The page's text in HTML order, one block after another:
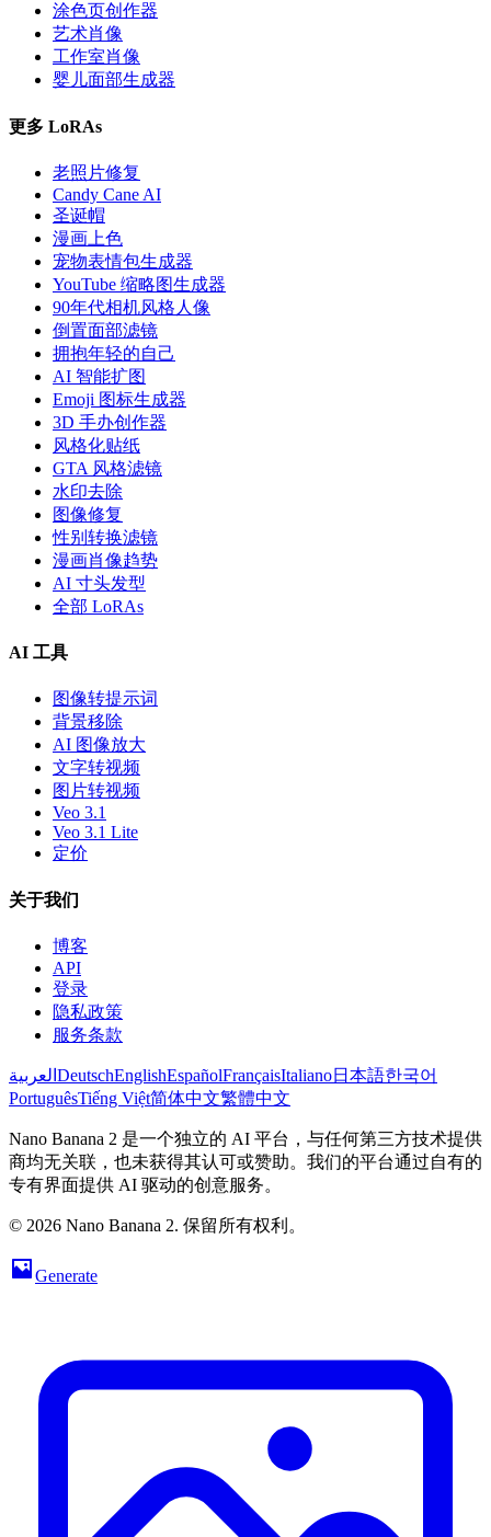
涂色页创作器
艺术肖像
工作室肖像
婴儿面部生成器
更多 LoRAs
老照片修复
Candy Cane AI
圣诞帽
漫画上色
宠物表情包生成器
YouTube 缩略图生成器
90年代相机风格人像
倒置面部滤镜
拥抱年轻的自己
AI 智能扩图
Emoji 图标生成器
3D 手办创作器
风格化贴纸
GTA 风格滤镜
水印去除
图像修复
性别转换滤镜
漫画肖像趋势
AI 寸头发型
全部 LoRAs
AI 工具
图像转提示词
背景移除
AI 图像放大
文字转视频
图片转视频
Veo 3.1
Veo 3.1 Lite
定价
关于我们
博客
API
登录
隐私政策
服务条款
العربية DeutschEnglishEspañolFrançaisItaliano日本語한국어
PortuguêsTiếng Việt简体中文繁體中文
Nano Banana 2 是一个独立的 AI 平台，与任何第三方技术提供
商均无关联，也未获得其认可或赞助。我们的平台通过自有的
专有界面提供 AI 驱动的创意服务。
© 2026 Nano Banana 2. 保留所有权利。
Generate